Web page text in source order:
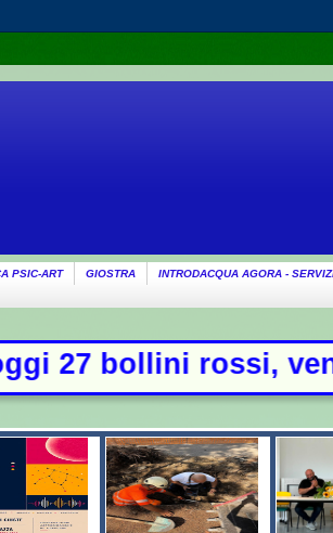
PSIC-ART GIOSTRA
INTRODACQUA AGORA -
allerta in 21